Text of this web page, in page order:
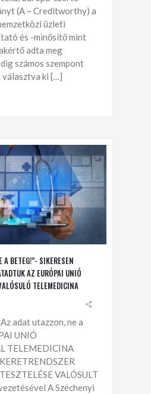
(A – Creditworthy) a
üzleti
és -minősítő mint
adta meg
számos szempont
választva ki […]
BETEG!”- SIKERESEN
AZ EURÓPAI UNIÓ
TELEMEDICINA
adat utazzon, ne a
UNIÓ
TELEMEDICINA
VALÓSULT
A Széchenyi